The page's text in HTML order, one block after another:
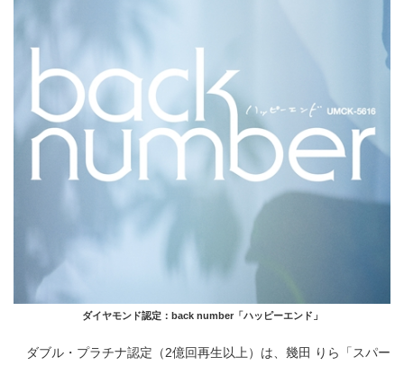
ダイヤモンド認定：back number「ハッピーエンド」
ダブル・プラチナ認定（2億回再生以上）は、幾田 りら「スパー